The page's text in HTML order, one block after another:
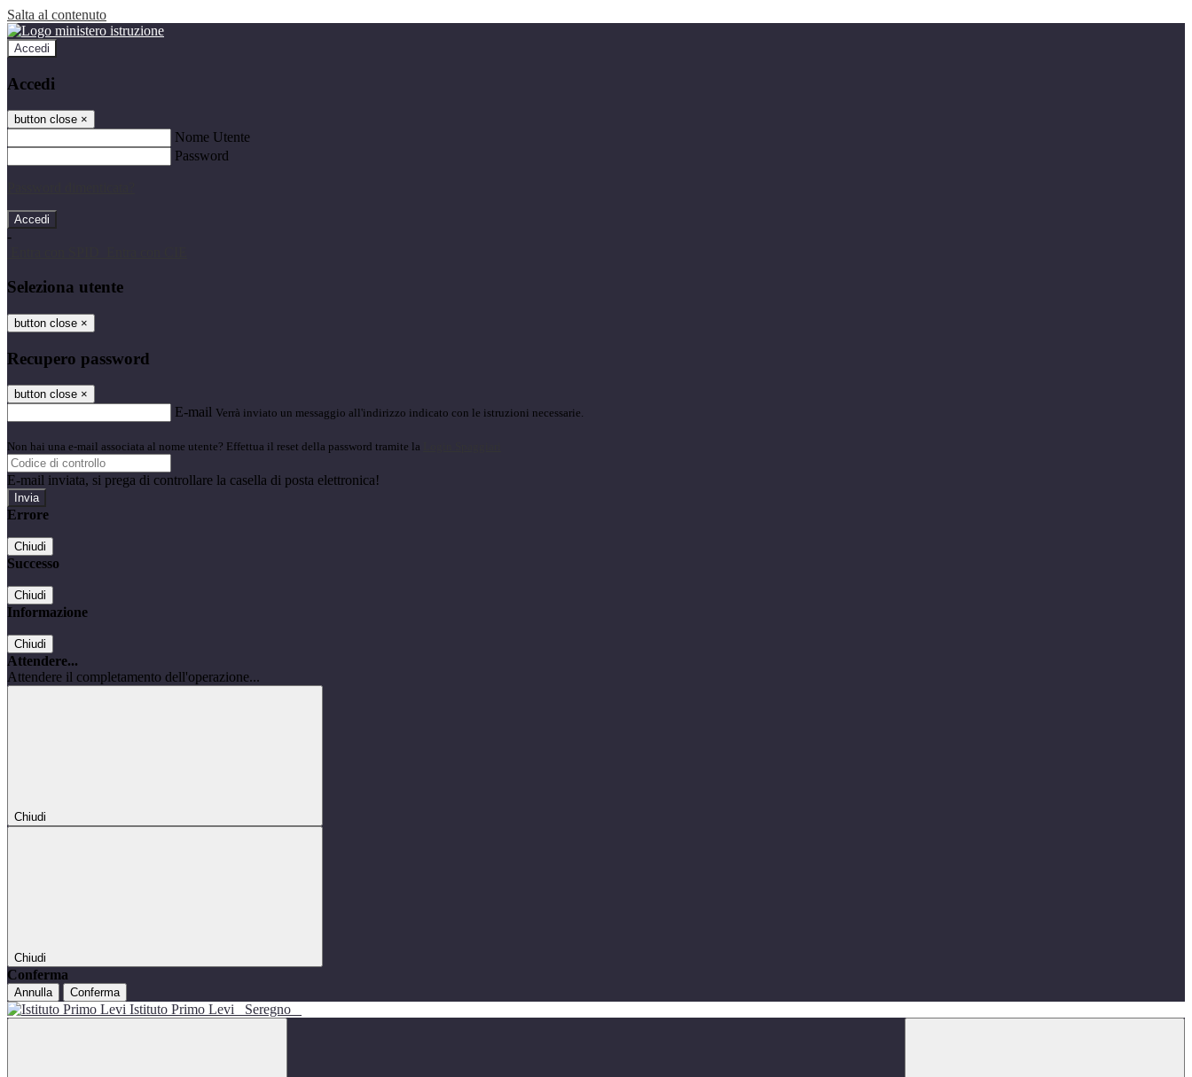
Salta al contenuto
Accedi
Accedi
button close ×
Nome Utente
Password
-
Seleziona utente
button close ×
Recupero password
button close ×
E-mail Verrà inviato un messaggio all'indirizzo indicato con le istruzioni necessarie.
Non hai una e-mail associata al nome utente? Effettua il reset della password tramite la
E-mail inviata, si prega di controllare la casella di posta elettronica!
Errore
Chiudi
Successo
Chiudi
Informazione
Chiudi
Attendere...
Attendere il completamento dell'operazione...
Chiudi
Chiudi
Conferma
Annulla Conferma
Istituto Primo Levi Seregno